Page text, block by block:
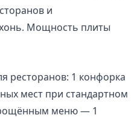
и
Мощность плиты
ресторанов: 1 конфорка
мест при стандартном
меню — 1